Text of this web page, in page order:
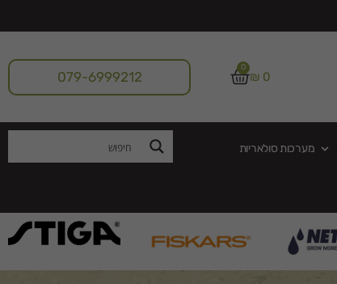
₪0
0
079-6999212
מערכות סולאריות